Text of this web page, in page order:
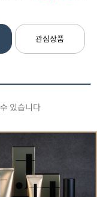
관심상품
있습니다